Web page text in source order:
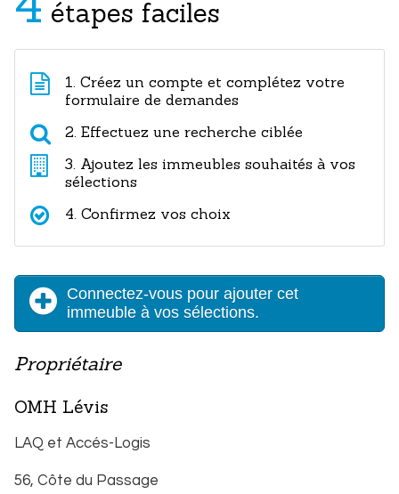
étapes faciles
1. Créez un compte et complétez votre
formulaire de demandes
2. Effectuez une recherche ciblée
3. Ajoutez les immeubles souhaités à vos
sélections
4. Confirmez vos choix
Connectez-vous pour ajouter cet
immeuble à vos sélections.
Propriétaire
OMH Lévis
LAQ et Accés-Logis
56, Côte du Passage